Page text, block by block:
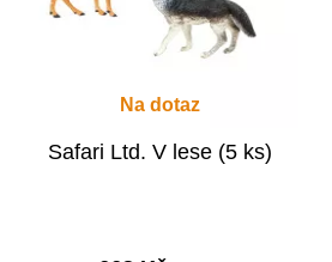
Na dotaz
Safari Ltd. V lese (5 ks)